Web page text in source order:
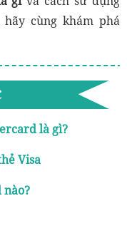
cùng khám phá
là gì?
Visa
nào?